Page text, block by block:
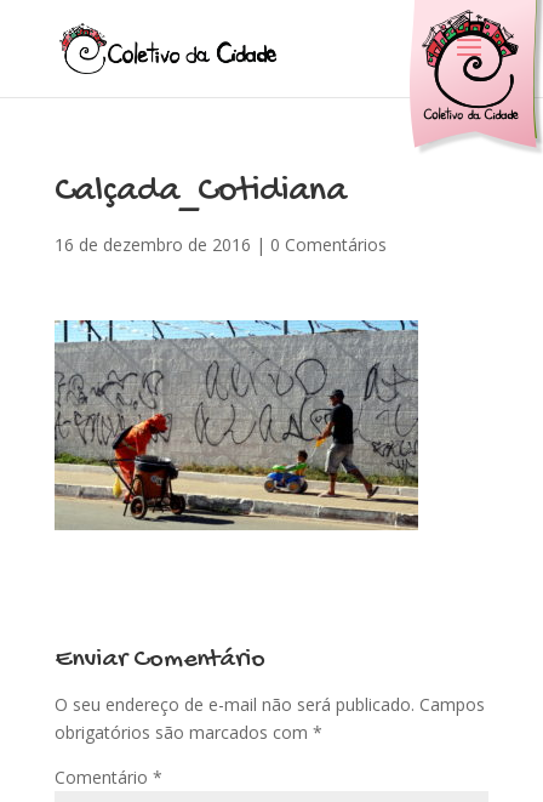
Calçada_Cotidiana
16 de dezembro de 2016 | 0 Comentários
Enviar Comentário
O seu endereço de e-mail não será publicado. Campos
obrigatórios são marcados com *
Comentário *